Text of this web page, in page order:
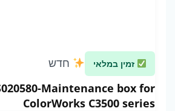
זמין במלאי
חדש
Maintenance box for
ColorWorks C3500 series